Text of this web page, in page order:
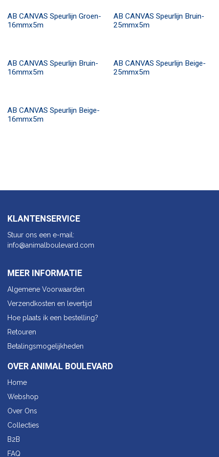
AB CANVAS Speurlijn Groen-
16mmx5m
AB CANVAS Speurlijn Bruin-
25mmx5m
AB CANVAS Speurlijn Bruin-
16mmx5m
AB CANVAS Speurlijn Beige-
25mmx5m
AB CANVAS Speurlijn Beige-
16mmx5m
KLANTENSERVICE
Stuur ons een e-mail:
info@animalbo​ulevard.com
MEER INFORMATIE
Algemene Voorwaarden
Verzendkosten en levertijd
Hoe plaats ik een bestelling?
Retouren
Betalingsmogelijkheden
OVER ANIMAL BOULEVARD
Home
Webshop
Over Ons
Collecties
B2B
FAQ